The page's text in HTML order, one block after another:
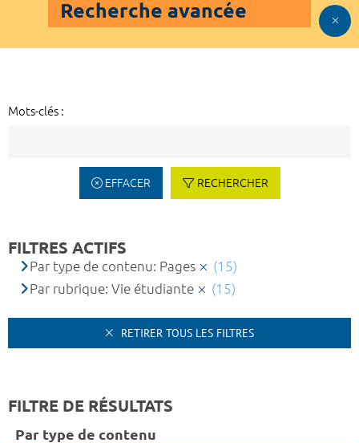
Recherche avancée
Mots-clés :
EFFACER RECHERCHER
FILTRES ACTIFS
Par type de contenu: Pages
(15)
Par rubrique: Vie étudiante
(15)
RETIRER TOUS LES FILTRES
FILTRE DE RÉSULTATS
Par type de contenu